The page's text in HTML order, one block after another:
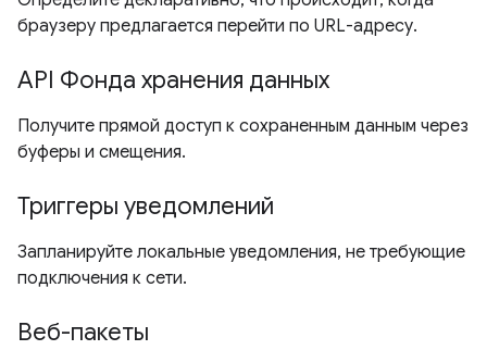
браузеру предлагается перейти по URL-адресу.
API Фонда хранения данных
Получите прямой доступ к сохраненным данным через
буферы и смещения.
Триггеры уведомлений
Запланируйте локальные уведомления, не требующие
подключения к сети.
Веб-пакеты